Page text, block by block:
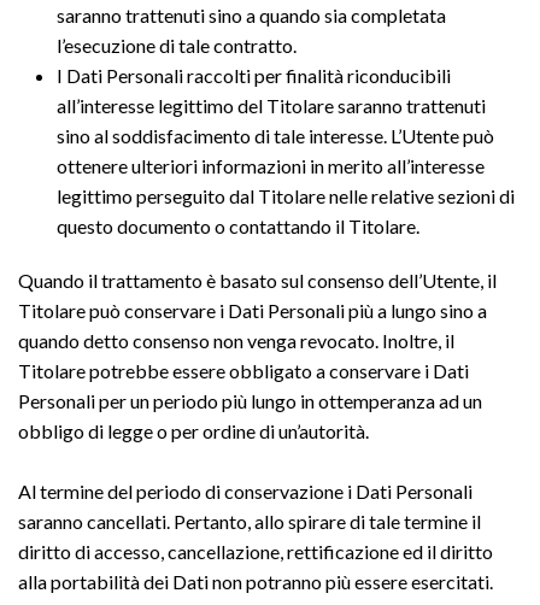
saranno trattenuti sino a quando sia completata
l’esecuzione di tale contratto.
I Dati Personali raccolti per finalità riconducibili
all’interesse legittimo del Titolare saranno trattenuti
sino al soddisfacimento di tale interesse. L’Utente può
ottenere ulteriori informazioni in merito all’interesse
legittimo perseguito dal Titolare nelle relative sezioni di
questo documento o contattando il Titolare.
Quando il trattamento è basato sul consenso dell’Utente, il
Titolare può conservare i Dati Personali più a lungo sino a
quando detto consenso non venga revocato. Inoltre, il
Titolare potrebbe essere obbligato a conservare i Dati
Personali per un periodo più lungo in ottemperanza ad un
obbligo di legge o per ordine di un’autorità.
Al termine del periodo di conservazione i Dati Personali
saranno cancellati. Pertanto, allo spirare di tale termine il
diritto di accesso, cancellazione, rettificazione ed il diritto
alla portabilità dei Dati non potranno più essere esercitati.